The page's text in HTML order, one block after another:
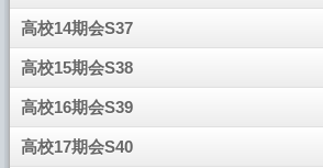
牧陵・丘帰会 大
牧陵・丘帰会
「さやかに渡る海の風、光はみちぬ緑
高校14期会S37
高校15期会S38
高校16期会S39
高校17期会S40